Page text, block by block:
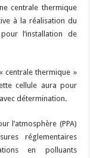
centrale thermique
à la réalisation du
l’installation de
centrale thermique »
cellule aura pour
détermination.
l’atmosphère (PPA)
réglementaires
en polluants